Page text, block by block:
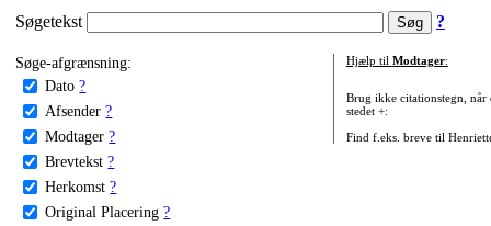
Søgetekst ?
Søge-afgrænsning:
Dato ?
Afsender ?
Modtager ?
Brevtekst ?
Herkomst ?
Original Placering ?
Hjælp til Modtager:
Brug ikke citationstegn, når
stedet +:
Find f.eks. breve til